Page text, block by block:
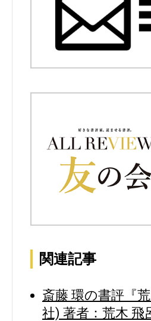
関連記事
斎藤 環の書評『
社) 著者：荒木 飛